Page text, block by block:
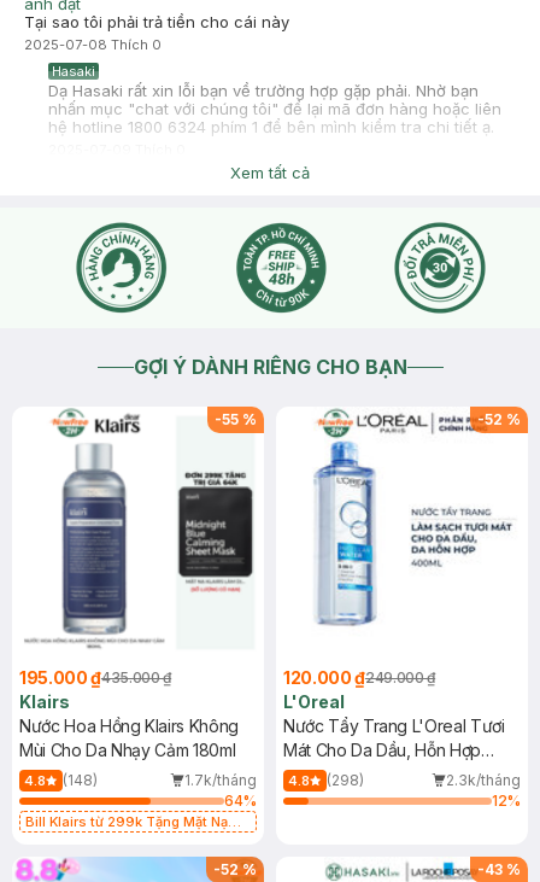
Tại sao tôi phải trả tiền cho cái này
2025-07-08 Thích 0
Hasaki
Dạ Hasaki rất xin lỗi bạn về trường hợp gặp phải. Nhờ bạn
nhấn mục "chat với chúng tôi" để lại mã đơn hàng hoặc liên
hệ hotline 1800 6324 phím 1 để bên mình kiểm tra chi tiết ạ.
Xem tất cả
GỢI Ý DÀNH RIÊNG CHO BẠN
-55 %
195.000 ₫435.000 ₫
Klairs
Nước Hoa Hồng Klairs Không
Mùi Cho Da Nhạy Cảm 180ml
4.8 (148)
1.7k/tháng
64%
Bill Klairs từ 299k Tặng Mặt Nạ
25ml (SL Có Hạn)
-52 %
120.000 ₫249.000 ₫
L'Oreal
Nước Tẩy Trang L'Oreal Tươi
Mát Cho Da Dầu, Hỗn Hợp
400ml
4.8 (298)
2.3k/tháng
12%
-52% -43 %